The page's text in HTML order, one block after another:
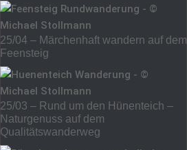
25/04 – Märchenhaft wandern auf dem
Feensteig
25/03 – Rund um den Hünenteich –
Naturgenuss auf dem
Qualitätswanderweg